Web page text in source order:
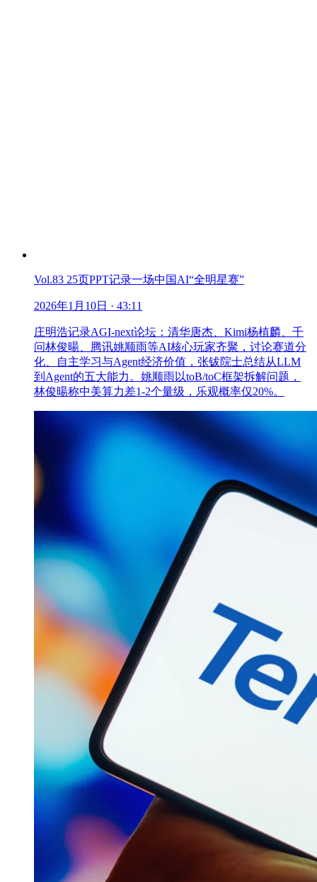
Vol.83 25页PPT记录一场中国AI“全明星赛”
2026年1月10日 · 43:11
庄明浩记录AGI-next论坛：清华唐杰、Kimi杨植麟、千
问林俊暘、腾讯姚顺雨等AI核心玩家齐聚，讨论赛道分
化、自主学习与Agent经济价值，张钹院士总结从LLM
到Agent的五大能力。姚顺雨以toB/toC框架拆解问题，
林俊暘称中美算力差1-2个量级，乐观概率仅20%。